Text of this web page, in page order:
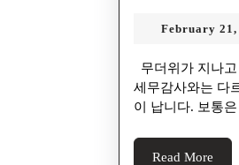
February 21,
무더위가 지나고 8월중순부터 개인소득세신고에 대한 리뷰가 (Post-Assessment) 시작됩니다. 리뷰는
세무감사와는 다
이 납니다. 보통
Read More